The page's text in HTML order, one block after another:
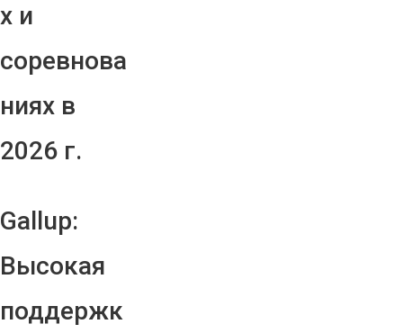
х и
соревнова
ниях в
2026 г.
Gallup:
Высокая
поддержк